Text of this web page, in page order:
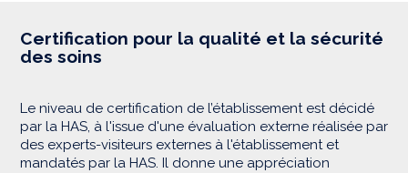
Certification pour la qualité et la sécurité
des soins
Le niveau de certification de l’établissement est décidé
par la HAS, à l'issue d'une évaluation externe réalisée par
des experts-visiteurs externes à l'établissement et
mandatés par la HAS. Il donne une appréciation